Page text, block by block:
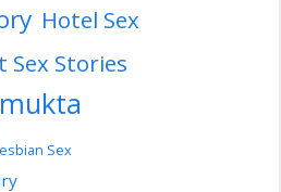
Hotel Sex
Sex Stories
Sex